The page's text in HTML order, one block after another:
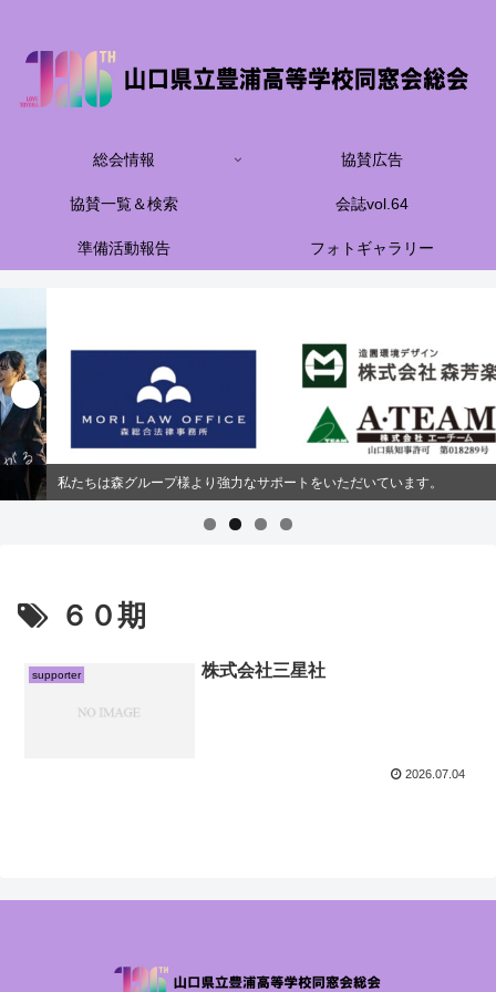
総会情報 協賛広告
協賛一覧＆検索 会誌vol.64
準備活動報告 フォトギャラリー
私たちは森グループ様より強力なサポートをいただいています。
６０期
supporter 株式会社三星社
2026.07.04